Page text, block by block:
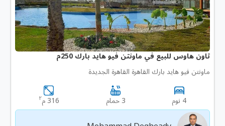
تاون هاوس للبيع في ماونتن فيو هايد بارك 250م
ماونتن فيو هايد بارك القاهرة القاهرة الجديدة
4 نوم 3 حمام 316 م ٢